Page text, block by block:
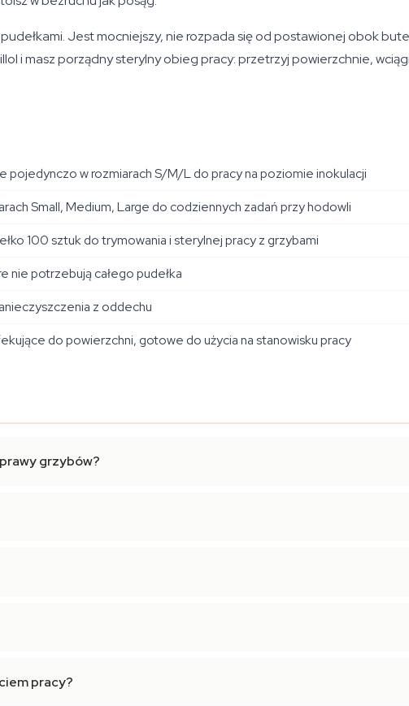
Jest mocniejszy, nie rozpada się od postawionej obok
i masz porządny sterylny obieg pracy: przetrzyj powierzchnie,
pojedynczo w rozmiarach S/M/L do pracy na poziomie inokulacji
Small, Medium, Large do codziennych zadań przy hodowli
100 sztuk do trymowania i sterylnej pracy z grzybami
potrzebują całego pudełka
z oddechu
do powierzchni, gotowe do użycia na stanowisku pracy
grzybów?
pracy?